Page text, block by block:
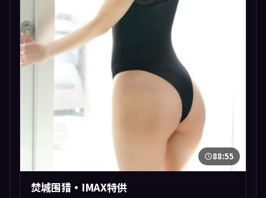
88:55
焚城围猎·IMAX特供